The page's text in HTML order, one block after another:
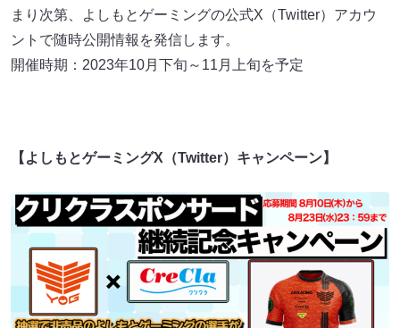
まり次第、よしもとゲーミングの公式X（Twitter）アカウ
ントで随時公開情報を発信します。
開催時期：2023年10月下旬～11月上旬を予定
【よしもとゲーミングX（Twitter）キャンペーン】